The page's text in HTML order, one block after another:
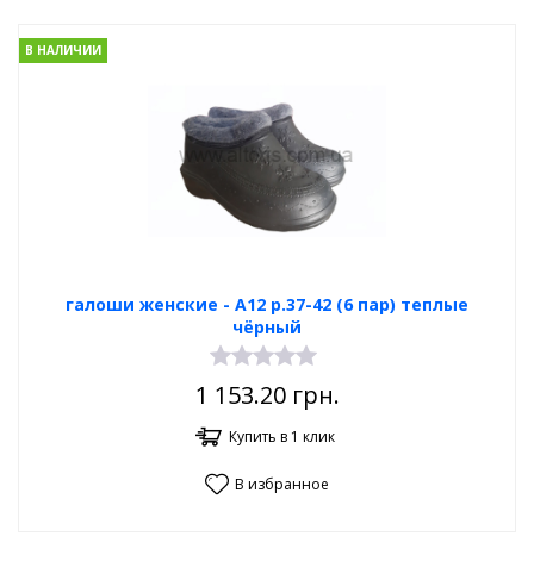
галоши женские - А12 р.37-42 (6 пар) теплые
чёрный
В НАЛИЧИИ
1 153.20грн.
Купить в 1 клик
В избранное